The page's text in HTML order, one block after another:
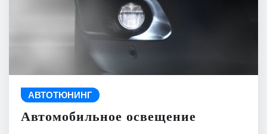
АВТОТЮНИНГ
Автомобильное освещение